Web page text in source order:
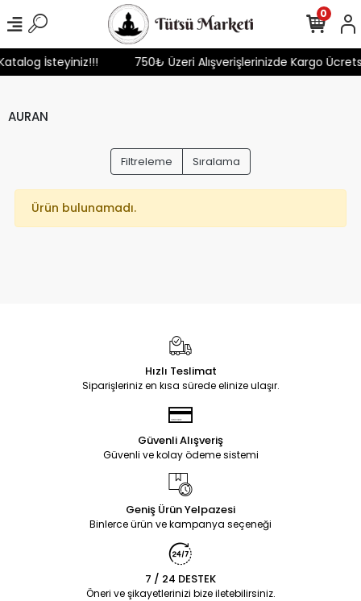
İsteyiniz!!! 750₺ Üzeri Alışverişlerinizde Kargo
0
AURAN
Filtreleme Sıralama
Ürün bulunamadı.
Hızlı Teslimat
Siparişleriniz en kısa sürede elinize ulaşır.
Güvenli Alışveriş
Güvenli ve kolay ödeme sistemi
Geniş Ürün Yelpazesi
Binlerce ürün ve kampanya seçeneği
7 / 24 DESTEK
Öneri ve şikayetlerinizi bize iletebilirsiniz.